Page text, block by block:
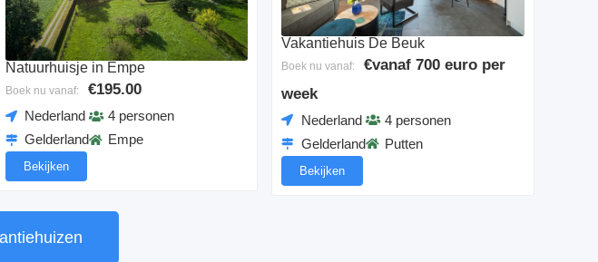
Natuurhuisje in Empe
Boek nu vanaf: €195.00
Nederland
Gelderland
4 personen
Empe
Bekijken
Vakantiehuis De Beuk
Boek nu vanaf:
€vanaf 700 euro per
week
Nederland
Gelderland
4 personen
Putten
Bekijken